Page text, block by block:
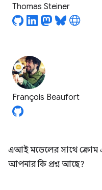
Thomas Steiner
François Beaufort
এআই মডেলের সাথে ক্রোম
আপনার কি প্রশ্ন আছে?